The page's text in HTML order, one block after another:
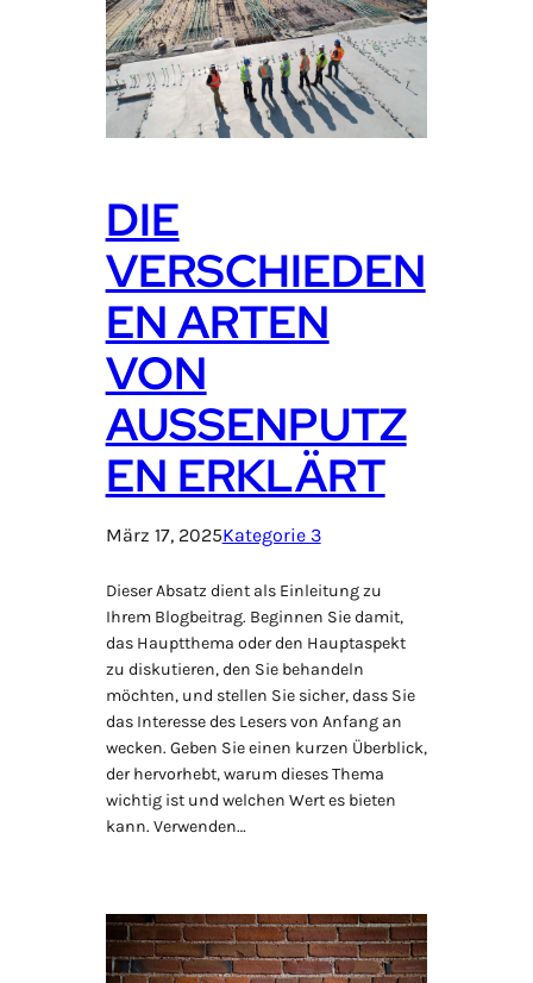
DIE
VERSCHIEDEN
EN ARTEN
VON
AUSSENPUTZE
N ERKLÄRT
März 17, 2025Kategorie 3
Dieser Absatz dient als Einleitung zu
Ihrem Blogbeitrag. Beginnen Sie damit,
das Hauptthema oder den Hauptaspekt
zu diskutieren, den Sie behandeln
möchten, und stellen Sie sicher, dass Sie
das Interesse des Lesers von Anfang an
wecken. Geben Sie einen kurzen Überblick,
der hervorhebt, warum dieses Thema
wichtig ist und welchen Wert es bieten
kann. Verwenden…